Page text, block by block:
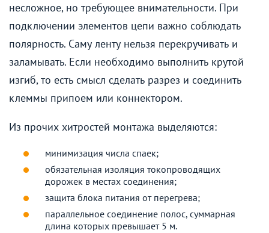
несложное, но требующее внимательности. При
подключении элементов цепи важно соблюдать
полярность. Саму ленту нельзя перекручивать и
заламывать. Если необходимо выполнить крутой
изгиб, то есть смысл сделать разрез и соединить
клеммы припоем или коннектором.
Из прочих хитростей монтажа выделяются:
минимизация числа спаек;
обязательная изоляция токопроводящих
дорожек в местах соединения;
защита блока питания от перегрева;
параллельное соединение полос, суммарная
длина которых превышает 5 м.